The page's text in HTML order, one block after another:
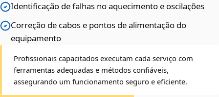
Identificação de falhas no aquecimento e oscilações
Correção de cabos e pontos de alimentação do
equipamento
Profissionais capacitados executam cada serviço com
ferramentas adequadas e métodos confiáveis,
assegurando um funcionamento seguro e eficiente.